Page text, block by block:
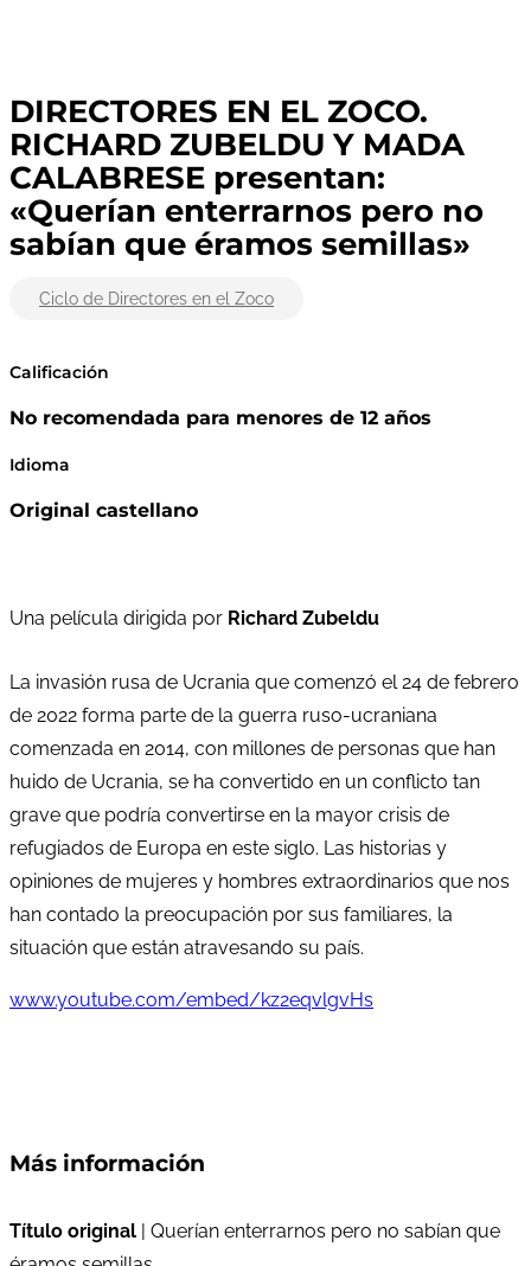
DIRECTORES EN EL ZOCO.
RICHARD ZUBELDU Y MADA
CALABRESE presentan:
«Querían enterrarnos pero no
sabían que éramos semillas»
Ciclo de Directores en el Zoco
Calificación
No recomendada para menores de 12 años
Idioma
Original castellano
Una película dirigida por Richard Zubeldu
La invasión rusa de Ucrania que comenzó el 24 de febrero
de 2022 forma parte de la guerra ruso-ucraniana
comenzada en 2014, con millones de personas que han
huido de Ucrania, se ha convertido en un conflicto tan
grave que podría convertirse en la mayor crisis de
refugiados de Europa en este siglo. Las historias y
opiniones de mujeres y hombres extraordinarios que nos
han contado la preocupación por sus familiares, la
situación que están atravesando su país.
www.youtube.com/embed/kz2eqvlgvHs
Más información
Título original | Querían enterrarnos pero no sabían que